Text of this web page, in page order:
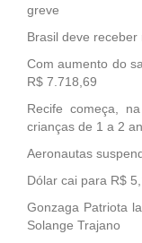
greve
Brasil deve
Com aumento do
R$ 7.718,69
Recife começa,
crianças de 1 a 2
Aeronautas
Dólar cai para R$
Gonzaga Patriota
Solange Trajano